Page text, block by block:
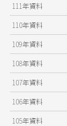
111年資料
110年資料
109年資料
108年資料
107年資料
106年資料
105年資料